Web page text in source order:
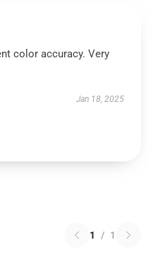
color accuracy. Very
Jan 18, 2025
1 / 1